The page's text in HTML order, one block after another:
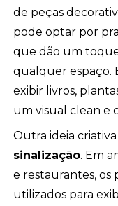
de peças
pode optar por
que dão um
qualquer espaço.
exibir livros,
um visual clean e
Outra ideia
sinalização. Em
e restaurantes, os
utilizados para